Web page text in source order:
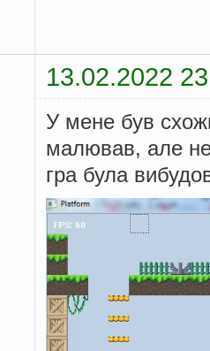
13.02.2022
У мене був
малював, але не
гра була